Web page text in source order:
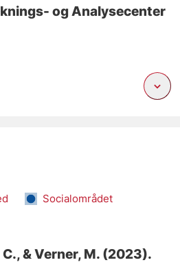
og Analysecenter
Socialområdet
, & Verner, M. (2023).